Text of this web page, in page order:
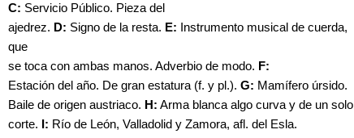
C: Servicio Público. Pieza del
ajedrez. D: Signo de la resta. E: Instrumento musical de cuerda,
que
se toca con ambas manos. Adverbio de modo. F:
Estación del año. De gran estatura (f. y pl.). G: Mamífero úrsido.
Baile de origen austriaco. H: Arma blanca algo curva y de un solo
corte.
I: Río de León, Valladolid y Zamora, afl. del Esla.